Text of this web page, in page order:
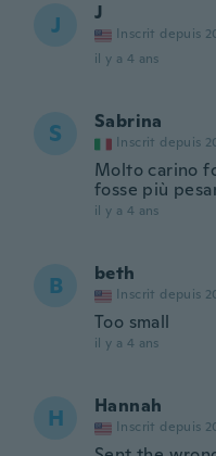
J J
Inscrit depuis
il y a 4 ans
S Sabrina
Inscrit depuis
Molto carino
fosse più
il y a 4 ans
B beth
Inscrit depuis
Too small
il y a 4 ans
H Hannah
Inscrit depuis